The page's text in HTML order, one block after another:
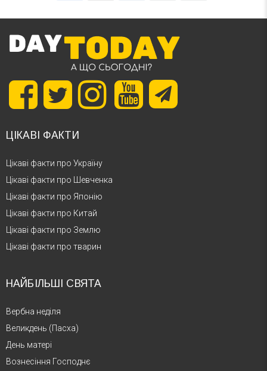
ЦІКАВІ ФАКТИ
Цікаві факти про Україну
Цікаві факти про Шевченка
Цікаві факти про Японію
Цікаві факти про Китай
Цікаві факти про Землю
Цікаві факти про тварин
НАЙБІЛЬШІ СВЯТА
Вербна неділя
Великдень (Пасха)
День матері
Вознесіння Господнє